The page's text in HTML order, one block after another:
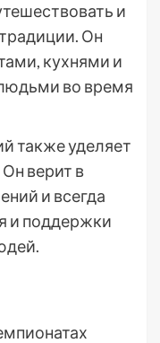
и
Он
кухнями и
во время
также уделяет
верит в
и всегда
и поддержки